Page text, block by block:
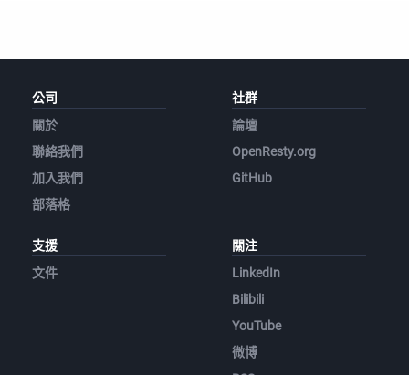
公司
關於
聯絡我們
加入我們
部落格
社群
論壇
OpenResty.org
GitHub
支援
文件
關注
LinkedIn
Bilibili
YouTube
微博